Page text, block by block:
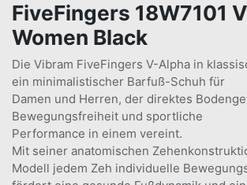
FiveFingers 18W7101
Women Black
Die Vibram FiveFingers V-Alpha in
ein minimalistischer Barfuß-Schuh für
Damen und Herren, der direktes
Bewegungsfreiheit und sportliche
Performance in einem vereint.
Mit seiner anatomischen
Modell jedem Zeh individuelle